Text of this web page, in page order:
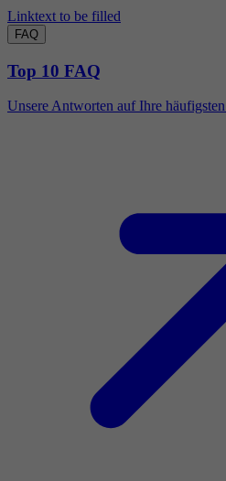
Linktext to be filled
FAQ
Top 10 FAQ
Unsere Antworten auf Ihre